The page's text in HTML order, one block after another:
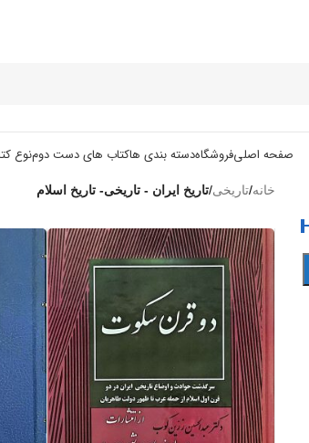
صفحه اصلیفروشگاهدسته بندی هاکتاب های دست دومنوع
خانه/تاریخی/تاریخ ایران - تاریخی- تاریخ اسلام